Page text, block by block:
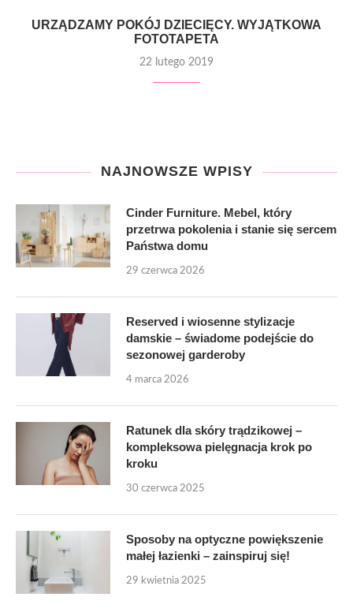
URZĄDZAMY POKÓJ DZIECIĘCY. WYJĄTKOWA
FOTOTAPETA
22 lutego 2019
NAJNOWSZE WPISY
Cinder Furniture. Mebel, który
przetrwa pokolenia i stanie się sercem
Państwa domu
29 czerwca 2026
Reserved i wiosenne stylizacje
damskie – świadome podejście do
sezonowej garderoby
4 marca 2026
Ratunek dla skóry trądzikowej –
kompleksowa pielęgnacja krok po
kroku
30 czerwca 2025
Sposoby na optyczne powiększenie
małej łazienki – zainspiruj się!
29 kwietnia 2025